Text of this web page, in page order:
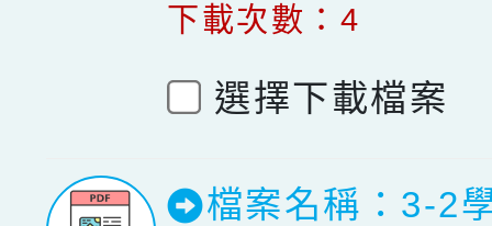
下載次數：4
選擇下載檔案
檔案名稱：3-2